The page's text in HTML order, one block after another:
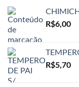
R$6,00
R$5,70